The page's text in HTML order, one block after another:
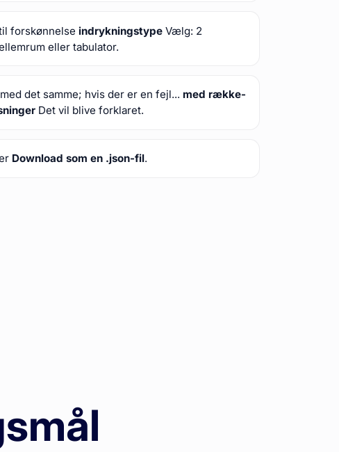
forskønnelseindrykningstype Vælg: 2
eller tabulator.
det samme; hvis der er en fejl... med række-
Det vil blive forklaret.
Download som en .json-fil.